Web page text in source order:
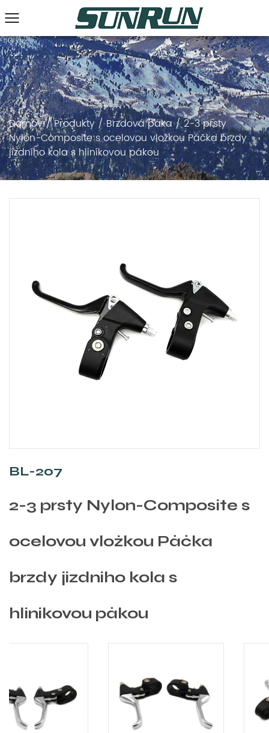
Domov/Produkty/Brzdová páka/2-3 prsty
Nylon-Composite s ocelovou vložkou Páčka brzdy
jízdního kola s hliníkovou pákou
BL-207
2-3 prsty Nylon-Composite s
ocelovou vložkou Páčka
brzdy jízdního kola s
hliníkovou pákou